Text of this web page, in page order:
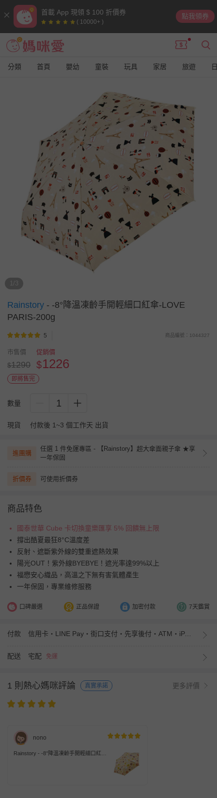
首載 App 現領 $ 100 折價券
( 10000+ )
點我領券
分類 首頁 嬰幼 童裝 玩具 家居 旅遊
1/3
Rainstory - -8°降溫凍齡手開輕細口紅傘-LOVE
PARIS-200g
5 商品編號：1044327
市售價
$1290
促銷價
$1226
即將售完
數量 1
現貨 付款後 1~3 個工作天 出貨
進團購
任選 1 件免運專區 - 【Rainstory】超大傘面親子傘 ★享
一年保固
折價券 可使用折價券
商品特色
國泰世華 Cube 卡切換童樂匯享 5% 回饋無上限
撐出酷夏最狂8°C溫度差
反射、遮斷紫外線的雙重遮熱效果
陽光OUT！紫外線BYEBYE！遮光率達99%以上
福懋安心織品，高溫之下無有害氣體產生
一年保固，專業維修服務
口碑嚴選 正品保證 加密付款 7天鑑賞
付款 信用卡・LINE Pay・街口支付・先享後付・ATM・iPASS MONEY
配送 宅配 免運
1 則熱心媽咪評論 真實承諾 更多評價
nono
Rainstory - -8°降溫凍齡手開輕細口紅